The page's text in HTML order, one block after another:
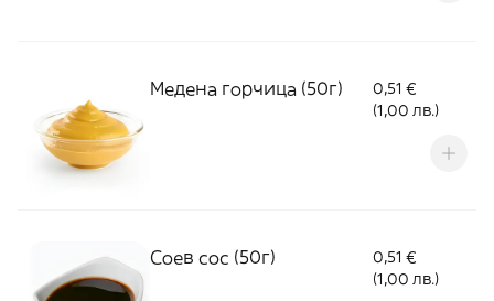
Медена горчица (50г)
0,51 €
(1,00 лв.)
Соев сос (50г)
0,51 €
(1,00 лв.)